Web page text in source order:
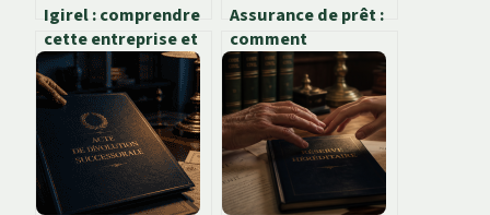
Igirel : comprendre
cette entreprise et
son rôle dans
l’électronique
professionnelle
Assurance de prêt :
comment
économiser jusqu’à
50 % sur votre
crédit en 3 étapes
clés